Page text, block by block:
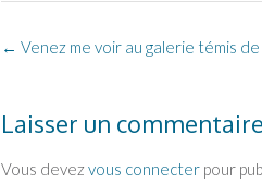
Post
← Venez me voir au galerie témis
Laisser un commentaire
Vous devez vous connecter pour